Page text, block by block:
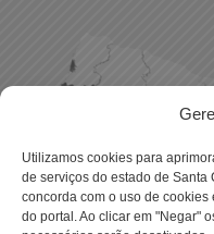
Utilizamos cookies para
de serviços do estado de Santa
concorda com o uso de
do portal. Ao clicar em "Negar"